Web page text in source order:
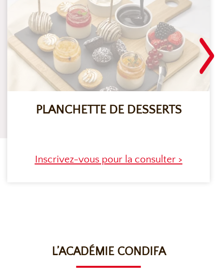
PLANCHETTE DE DESSERTS
Inscrivez-vous pour la consulter >
L’ACADÉMIE CONDIFA